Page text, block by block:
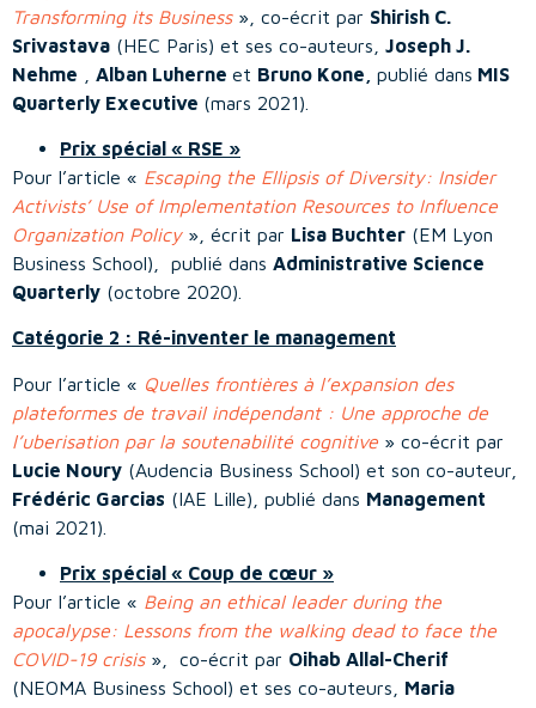
Transforming its Business», co-écrit par Shirish C.
Srivastava (HEC Paris) et ses co-auteurs, Joseph J.
Nehme
Alban Luherne et Bruno Kone, publié dans MIS
Quarterly Executive (mars 2021).
Prix spécial « RSE »
Pour l’article « Escaping the Ellipsis of Diversity: Insider
Activists’ Use of Implementation Resources to Influence
Organization Policy», écrit par Lisa Buchter (EM Lyon
Business School), publié dans Administrative Science
Quarterly (octobre 2020).
Catégorie 2 : Ré-inventer le management
Pour l’article « Quelles frontières à l’expansion des
plateformes de travail indépendant : Une approche de
l’uberisation par la soutenabilité cognitive » co-écrit par
Lucie Noury (Audencia Business School) et son co-auteur,
Frédéric Garcias (IAE Lille), publié dans Management
(mai 2021).
Prix spécial « Coup de cœur »
Pour l’article « Being an ethical leader during the
apocalypse: Lessons from the walking dead to face the
COVID-19 crisis », co-écrit par Oihab Allal-Cherif
(NEOMA Business School) et ses co-auteurs, Maria